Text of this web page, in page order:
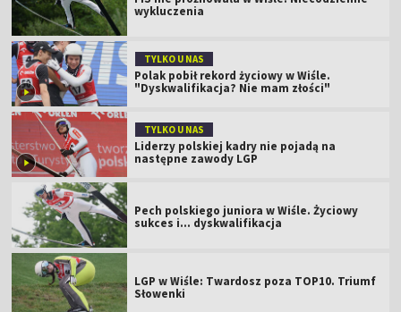
wykluczenia
TYLKO U NAS
Polak pobił rekord życiowy w Wiśle.
"Dyskwalifikacja? Nie mam złości"
TYLKO U NAS
Liderzy polskiej kadry nie pojadą na
następne zawody LGP
Pech polskiego juniora w Wiśle. Życiowy
sukces i... dyskwalifikacja
LGP w Wiśle: Twardosz poza TOP10. Triumf
Słowenki